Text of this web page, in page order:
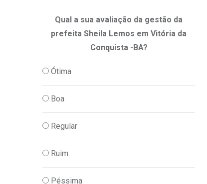
Quatro pessoas são presas suspeitas
Qual a sua avaliação da gestão da
prefeita Sheila Lemos em Vitória da
Conquista -BA?
Ótima
Boa
Regular
Ruim
Péssima